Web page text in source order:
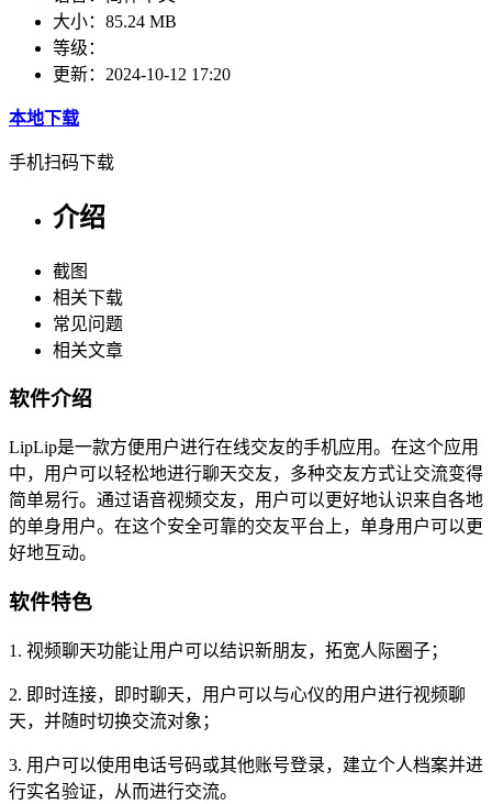
大小： 85.24 MB
等级：
更新： 2024-10-12 17:20
本地下载
手机扫码下载
介绍
截图
相关下载
常见问题
相关文章
软件介绍
LipLip是一款方便用户进行在线交友的手机应用。在这个应用
中，用户可以轻松地进行聊天交友，多种交友方式让交流变得
简单易行。通过语音视频交友，用户可以更好地认识来自各地
的单身用户。在这个安全可靠的交友平台上，单身用户可以更
好地互动。
软件特色
1. 视频聊天功能让用户可以结识新朋友，拓宽人际圈子；
2. 即时连接，即时聊天，用户可以与心仪的用户进行视频聊
天，并随时切换交流对象；
3. 用户可以使用电话号码或其他账号登录，建立个人档案并进
行实名验证，从而进行交流。